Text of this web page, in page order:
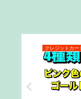
クルーズ